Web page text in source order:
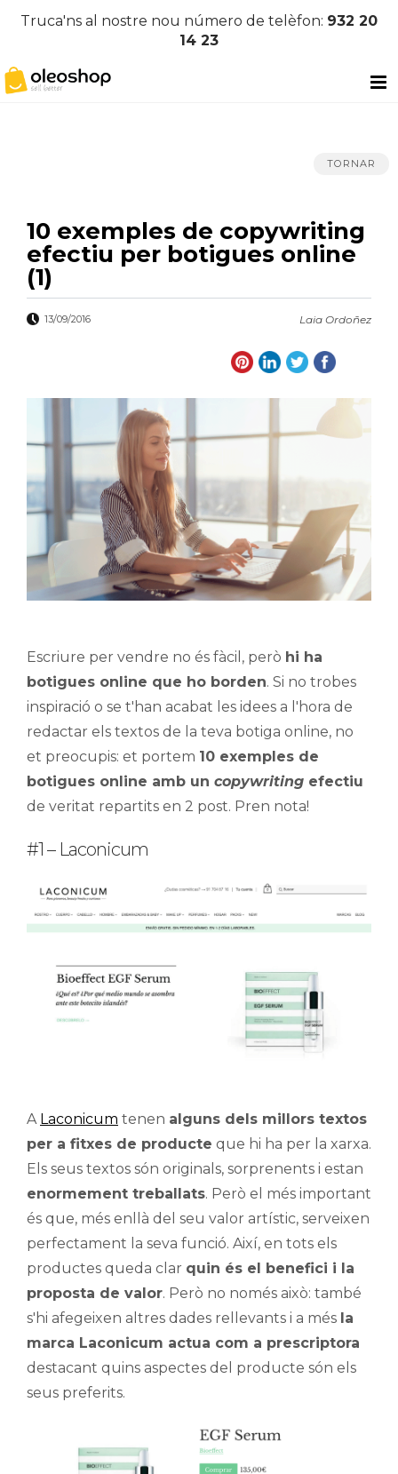
Truca'ns al nostre nou número de telèfon: 932 20
14 23
TORNAR
10 exemples de copywriting
efectiu per botigues online
(1)
Laia Ordoñez
13/09/2016
Escriure per vendre no és fàcil, però hi ha
botigues online que ho borden. Si no trobes
inspiració o se t'han acabat les idees a l'hora de
redactar els textos de la teva botiga online, no
et preocupis: et portem 10 exemples de
botigues online amb un copywriting efectiu
de veritat repartits en 2 post. Pren nota!
#1 – Laconicum
A Laconicum tenen alguns dels millors textos
per a fitxes de producte que hi ha per la xarxa.
Els seus textos són originals, sorprenents i estan
enormement treballats. Però el més important
és que, més enllà del seu valor artístic, serveixen
perfectament la seva funció. Així, en tots els
productes queda clar quin és el benefici i la
proposta de valor. Però no només això: també
s'hi afegeixen altres dades rellevants i a més la
marca Laconicum actua com a prescriptora
destacant quins aspectes del producte són els
seus preferits.